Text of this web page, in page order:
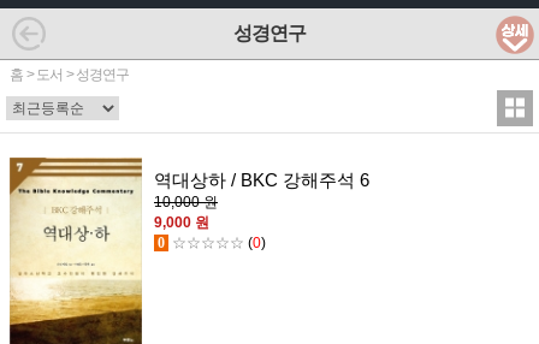
성경연구
홈 >도서 >성경연구
역대상하 / BKC 강해주석 6
10,000 원
9,000 원
0 ☆☆☆☆☆ (0)